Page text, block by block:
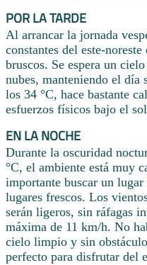
POR LA TARDE
Al arrancar la jornada
constantes del este-
bruscos. Se espera un
nubes, manteniendo el día
los 34 °C, hace bastante
esfuerzos físicos bajo el
EN LA NOCHE
Durante la oscuridad
°C, el ambiente está muy
importante buscar un
lugares frescos. Los
serán ligeros, sin ráfagas
máxima de 11 km/h. No
cielo limpio y sin
perfecto para disfrutar del